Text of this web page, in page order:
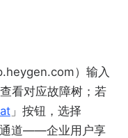
）输入
看对应故障树；若
」按钮，选择
通道——企业用户享